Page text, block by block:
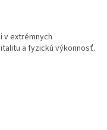
v extrémnych
a fyzickú výkonnosť.